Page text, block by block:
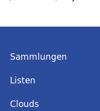
Sammlungen
Listen
Clouds